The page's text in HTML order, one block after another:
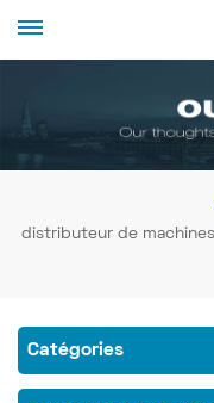
distributeur de
Catégories